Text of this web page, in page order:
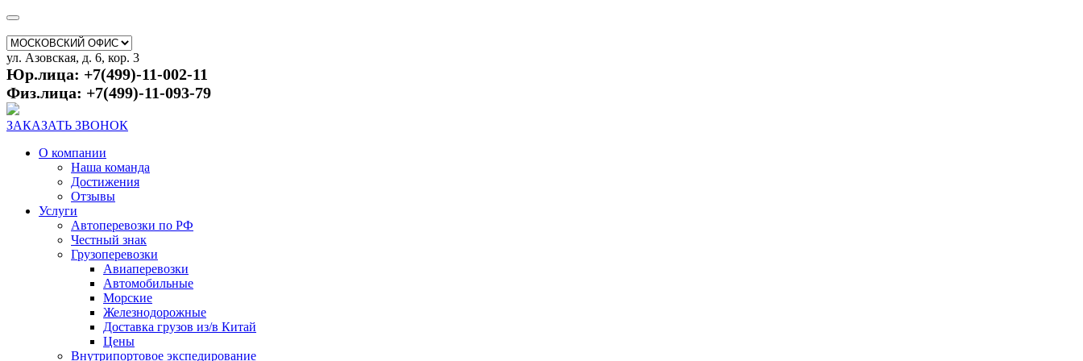
ул. Азовская, д. 6, кор. 3
Юр.лица: +7(499)-11-002-11
Физ.лица: +7(499)-11-093-79
ЗАКАЗАТЬ ЗВОНОК
О компании
Наша команда
Достижения
Отзывы
Услуги
Автоперевозки по РФ
Честный знак
Грузоперевозки
Авиаперевозки
Автомобильные
Морские
Железнодорожные
Доставка грузов из/в Китай
Цены
Внутрипортовое экспедирование